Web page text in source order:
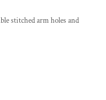
stitched arm holes and